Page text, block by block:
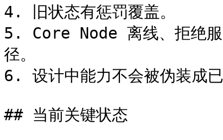
4. 旧状态有惩罚覆盖。
5. Core Node 离线、拒绝服
径。
6. 设计中能力不会被伪装成
## 当前关键状态